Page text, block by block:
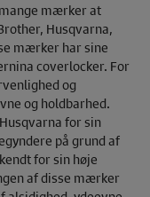
mærker at
Husqvarna,
mærker har sine
coverlocker. For
og
og holdbarhed.
for sin
på grund af
for sin høje
af disse mærker